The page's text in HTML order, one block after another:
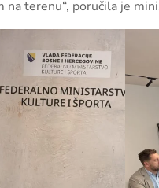
terenu“, poručila je